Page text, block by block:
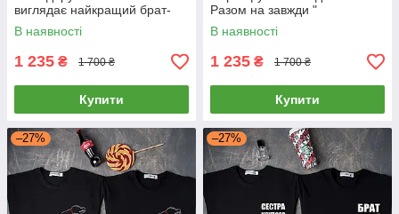
виглядає найкращий брат-
сестра у світі "
В наявності
1 235 ₴ 1 700 ₴
Купити
Разом на завжди "
В наявності
1 235 ₴ 1 700 ₴
Купити
–27% –27%